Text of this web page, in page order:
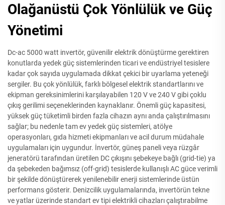
Olağanüstü Çok Yönlülük ve Güç
Yönetimi
Dc-ac 5000 watt invertör, güvenilir elektrik dönüştürme gerektiren
konutlarda yedek güç sistemlerinden ticari ve endüstriyel tesislere
kadar çok sayıda uygulamada dikkat çekici bir uyarlama yeteneği
sergiler. Bu çok yönlülük, farklı bölgesel elektrik standartlarını ve
ekipman gereksinimlerini karşılayabilen 120 V ve 240 V gibi çoklu
çıkış gerilimi seçeneklerinden kaynaklanır. Önemli güç kapasitesi,
yüksek güç tüketimli birden fazla cihazın aynı anda çalıştırılmasını
sağlar; bu nedenle tam ev yedek güç sistemleri, atölye
operasyonları, gıda hizmeti ekipmanları ve acil durum müdahale
uygulamaları için uygundur. İnvertör, güneş paneli veya rüzgâr
jeneratörü tarafından üretilen DC çıkışını şebekeye bağlı (grid-tie) ya
da şebekeden bağımsız (off-grid) tesislerde kullanışlı AC güce verimli
bir şekilde dönüştürerek yenilenebilir enerji sistemlerinde üstün
performans gösterir. Denizcilik uygulamalarında, invertörün tekne
ve yatlar üzerinde standart ev tipi elektrikli cihazları çalıştırabilme